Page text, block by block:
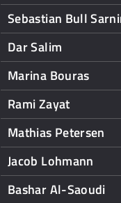
Sebastian Bull
Dar Salim
Marina Bouras
Rami Zayat
Mathias Petersen
Jacob Lohmann
Bashar Al-Saoudi